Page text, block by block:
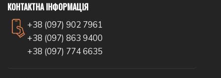
КОНТАКТНА ІНФОРМАЦІЯ
+38 (097) 902 7961
+38 (097) 863 9400
+38 (097) 774 6635